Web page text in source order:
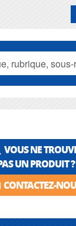
VOUS NE
UN PRODUIT ?
CONTACTEZ-